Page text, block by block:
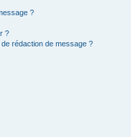
?
?
rédaction de message ?